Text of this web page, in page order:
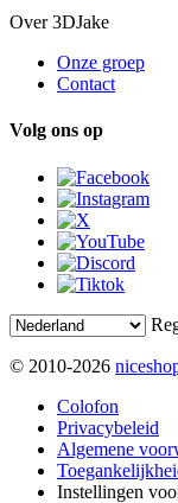
Over 3DJake
Onze groep
Contact
Volg ons op
© 2010-2026
Colofon
Privacybeleid
Algemene
Instellingen